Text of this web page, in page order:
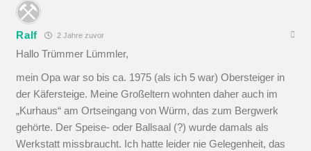
Ralf 2 Jahre zuvor
Hallo Trümmer Lümmler,
mein Opa war so bis ca. 1975 (als ich 5 war) Obersteiger in
der Käfersteige. Meine Großeltern wohnten daher auch im
„Kurhaus“ am Ortseingang von Würm, das zum Bergwerk
gehörte. Der Speise- oder Ballsaal (?) wurde damals als
Werkstatt missbraucht. Ich hatte leider nie Gelegenheit, das